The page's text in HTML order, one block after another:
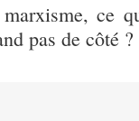
ce
pas de côté ?